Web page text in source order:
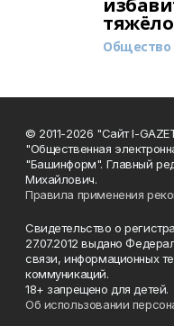
Общество
© 2011-2026 "Сайт I-
"Общественная
"Башинформ". Главный
Михайлович.
Правила применения
Свидетельство о
27.07.2012 выдано
связи, информационных
коммуникаций.
18+ запрещено для детей.
Об использовании